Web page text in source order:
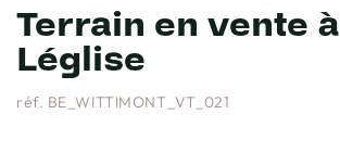
Terrain en vente à
Léglise
réf. BE_WITTIMONT_VT_021